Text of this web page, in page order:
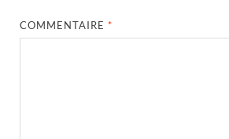
COMMENTAIRE*